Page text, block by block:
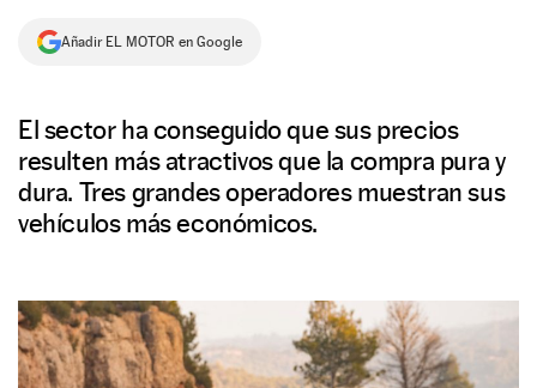
NEWSLETTER
Añadir EL MOTOR en Google
El sector ha conseguido que sus precios
resulten más atractivos que la compra pura y
dura. Tres grandes operadores muestran sus
vehículos más económicos.